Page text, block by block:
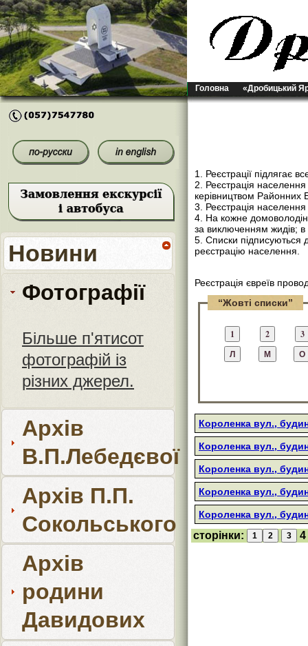
Головна «Дробицький
Новини
Фотографії
Більше п'ятисот
фотографій із
різних джерел.
Архів
В.П.Лебедєвої
Архів П.П.
Сокольського
Архів
родини
Давидових
1. Реєстрації підлягає
2. Реєстрація
керівництвом Районних
3. Реєстрація
4. На кожне
за виключенням жидів; в
5. Списки підписуються
реєстрацію населення.
Реєстрація євреїв
“Жовті списки”
Короленка вул.,
Короленка вул.,
Короленка вул.,
Короленка вул.,
Короленка вул.,
сторінки: 4